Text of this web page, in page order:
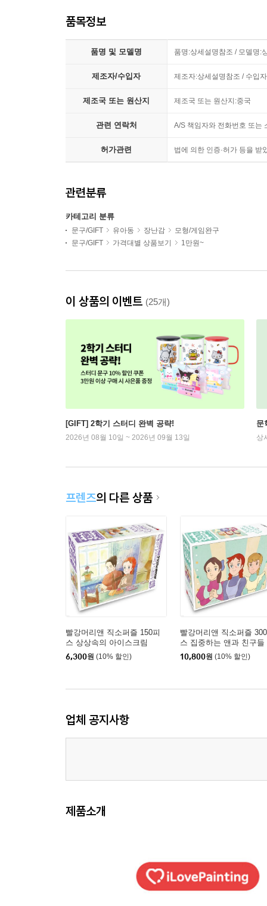
품목정보
품명 및 모델명 품명:상세설명참조 / 모델명:
제조자/수입자 제조자:상세설명참조 / 수입
제조국 또는 원산지 제조국 또는 원산지:중국
관련 연락처 A/S 책임자와 전화번호 또는
허가관련 법에 의한 인증·허가 등을 받
관련분류
카테고리 분류
문구/GIFT 유아동 장난감
모형/게임완구
문구/GIFT
가격대별 상품보기 1만원~
이 상품의 이벤트 (25개)
[GIFT] 2학기 스터디 완벽 공략!
2026년 08월 10일 ~ 2026년 09월 13일
문
상
프렌즈의 다른 상품
빨강머리앤 직소퍼즐 150피
스 상상속의 아이스크림
6,300원 (10% 할인)
빨강머리앤 직소퍼즐
스 집중하는 앤과 친구들
10,800원 (10% 할인)
업체 공지사항
제품소개